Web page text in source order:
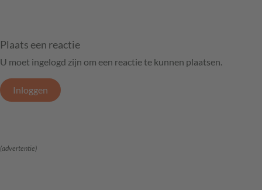
Plaats een reactie
U moet ingelogd zijn om een reactie te kunnen plaatsen.
Inloggen
(advertentie)